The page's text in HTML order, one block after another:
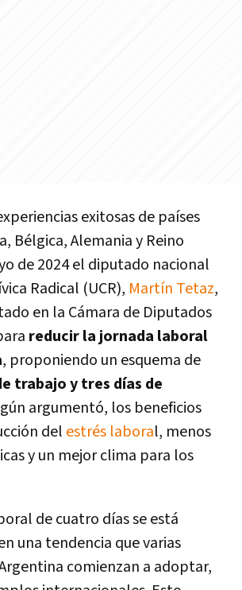
exitosas de países
Bélgica, Alemania y Reino
de 2024 el diputado nacional
Radical (UCR), Martín Tetaz,
en la Cámara de Diputados
reducir la jornada laboral
, proponiendo un esquema de
trabajo y tres días de
argumentó, los beneficios
del estrés laboral, menos
y un mejor clima para los
de cuatro días se está
una tendencia que varias
comienzan a adoptar,